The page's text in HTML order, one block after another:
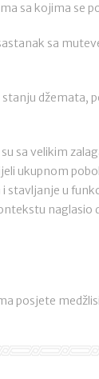
sa kojima se
sa
džemata,
sa velikim
ukupnom
stavljanje u
naglasio
posjete